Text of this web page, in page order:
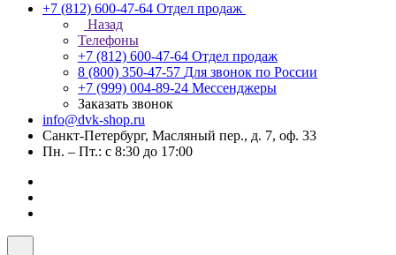
+7 (812) 600-47-64 Отдел продаж
Назад
Телефоны
+7 (812) 600-47-64 Отдел продаж
8 (800) 350-47-57 Для звонок по России
+7 (999) 004-89-24 Мессенджеры
Заказать звонок
info@dvk-shop.ru
Санкт-Петербург, Масляный пер., д. 7, оф. 33
Пн. – Пт.: с 8:30 до 17:00